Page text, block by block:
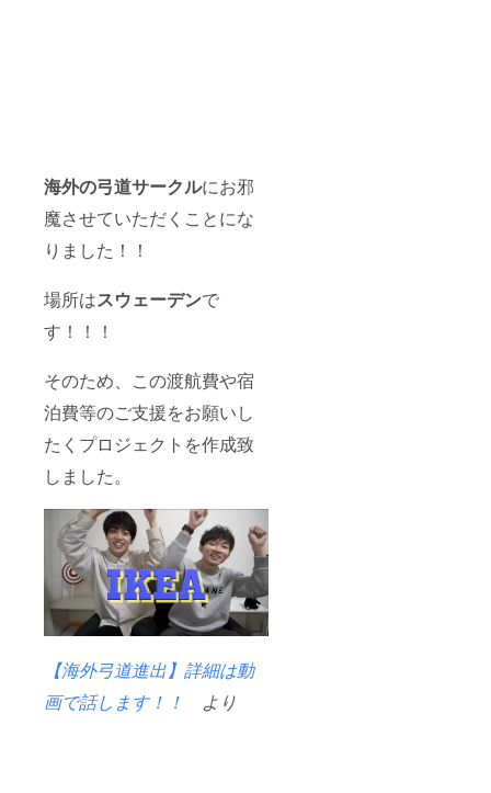
海外の弓道サークルにお邪
魔させていただくことにな
りました！！
場所はスウェーデンで
す！！！
そのため、この渡航費や宿
泊費等のご支援をお願いし
たくプロジェクトを作成致
しました。
【海外弓道進出】詳細は動
画で話します！！
より